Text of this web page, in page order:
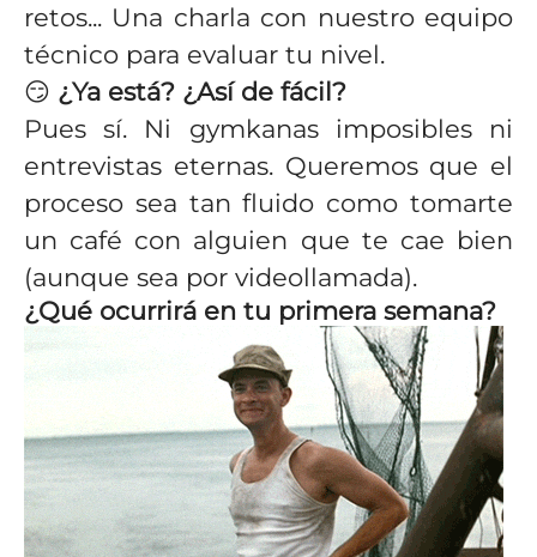
retos... Una charla con nuestro equipo
técnico para evaluar tu nivel.
😏 ¿Ya está? ¿Así de fácil?
Pues sí. Ni gymkanas imposibles ni
entrevistas eternas. Queremos que el
proceso sea tan fluido como tomarte
un café con alguien que te cae bien
(aunque sea por videollamada).
¿Qué ocurrirá en tu primera semana?